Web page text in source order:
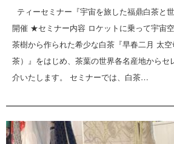
ティーセミナー『宇宙を旅した福鼎白茶と
開催 ★セミナー内容 ロケットに乗って宇宙
茶樹から作られた希少な白茶『早春二月 太
茶）』をはじめ、茶葉の世界各名産地からセ
介いたします。 セミナーでは、白茶…